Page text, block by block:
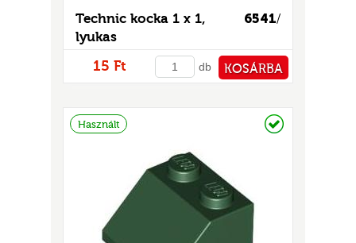
6541/
Technic kocka 1 x 1,
lyukas
15 Ft db KOSÁRBA
Használt